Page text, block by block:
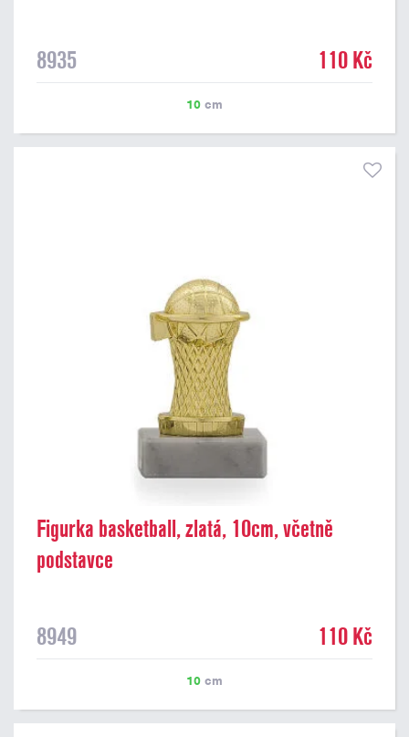
8935 110 Kč
10 cm
Figurka basketball, zlatá, 10cm, včetně
podstavce
8949 110 Kč
10 cm